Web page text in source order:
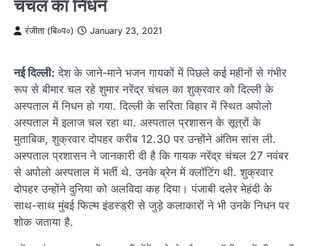
चंचल का निधन
रंजीता (बि०प०) January 23, 2021
नई दिल्ली: देश के जाने-माने भजन गायकों में पिछले कई महीनों से गंभीर
रूप से बीमार चल रहे शुमार नरेंद्र चंचल का शुक्रवार को दिल्ली के
अस्पताल में निधन हो गया. दिल्ली के सरिता विहार में स्थित अपोलो
अस्पताल में इलाज चल रहा था. अस्पताल प्रशासन के सूत्रों के
मुताबिक, शुक्रवार दोपहर करीब 12.30 पर उन्होंने अंतिम सांस ली.
अस्पताल प्रशासन ने जानकारी दी है कि गायक नरेंद्र चंचल 27 नवंबर
से अपोलो अस्पताल में भर्ती थे. उनके ब्रेन में क्लॉटिंग थी. शुक्रवार
दोपहर उन्होंने दुनिया को अलविदा कह दिया। पंजाबी दलेर मेहंदी के
साथ-साथ मुंबई फिल्म इंडस्ड्री से जुड़े कलाकारों ने भी उनके निधन पर
शोक जताया है.